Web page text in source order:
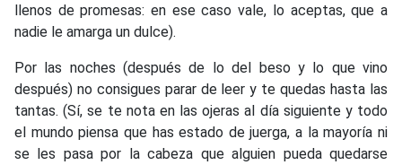
llenos de promesas: en ese caso vale, lo aceptas, que a
nadie le amarga un dulce).
Por las noches (después de lo del beso y lo que vino
después) no consigues parar de leer y te quedas hasta las
tantas. (Sí, se te nota en las ojeras al día siguiente y todo
el mundo piensa que has estado de juerga, a la mayoría ni
se les pasa por la cabeza que alguien pueda quedarse